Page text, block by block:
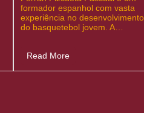
formador espanhol com vasta
experiência no desenvolvimento
do basquetebol jovem. A…
Read More